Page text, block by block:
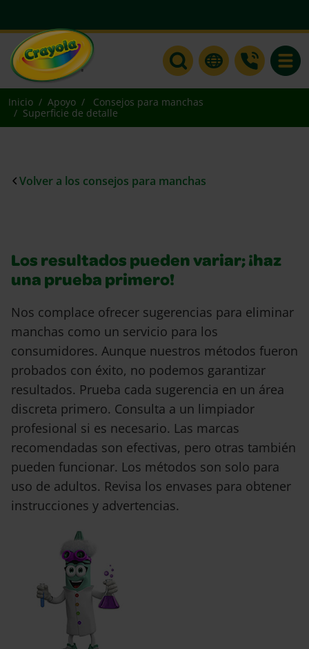
Inicio Apoyo
Consejos para manchas
Superficie de detalle
Volver a los consejos para manchas
Los resultados pueden variar; ¡haz
una prueba primero!
Nos complace ofrecer sugerencias para eliminar
manchas como un servicio para los
consumidores. Aunque nuestros métodos fueron
probados con éxito, no podemos garantizar
resultados. Prueba cada sugerencia en un área
discreta primero. Consulta a un limpiador
profesional si es necesario. Las marcas
recomendadas son efectivas, pero otras también
pueden funcionar. Los métodos son solo para
uso de adultos. Revisa los envases para obtener
instrucciones y advertencias.